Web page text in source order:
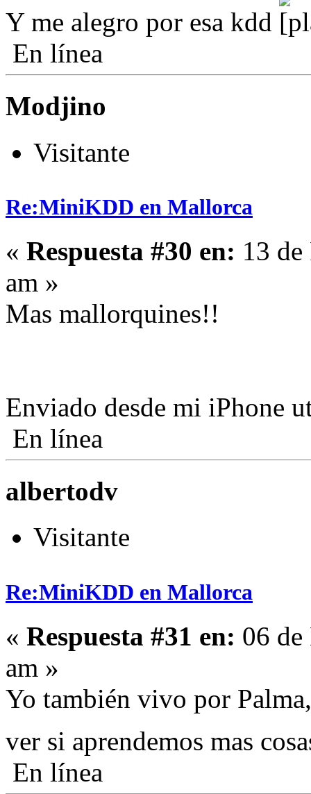
Y me alegro por esa kdd
En línea
Modjino
Visitante
Re:MiniKDD en Mallorca
« Respuesta #30 en: 13
am »
Mas mallorquines!!
Enviado desde mi iPhone
En línea
albertodv
Visitante
Re:MiniKDD en Mallorca
« Respuesta #31 en: 06
am »
Yo también vivo por
ver si aprendemos mas
En línea